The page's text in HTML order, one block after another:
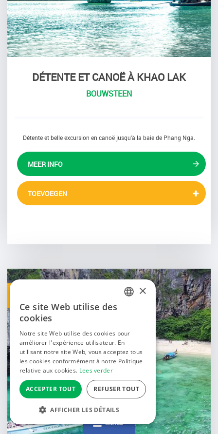
DÉTENTE ET CANOË À KHAO LAK
BOUWSTEEN
Détente et belle excursion en canoë jusqu'à la baie de Phang Nga.
MEER INFO
TOEVOEGEN
MENU
×
Ce site Web utilise des
cookies
Notre site Web utilise des cookies pour
améliorer l'expérience utilisateur. En
utilisant notre site Web, vous acceptez tous
les cookies conformément à notre Politique
relative aux cookies. Lees verder
ACCEPTER TOUT REFUSER TOUT
AFFICHER LES DÉTAILS
STRICTEMENT NÉCESSAIRES